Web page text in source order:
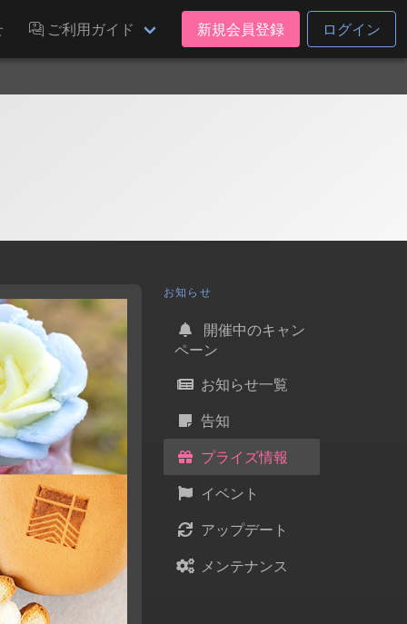
ご利用ガイド 新規会員登録 ログイン
お知らせ
開催中のキャン
ペーン
お知らせ一覧
告知
プライズ情報
イベント
アップデート
メンテナンス